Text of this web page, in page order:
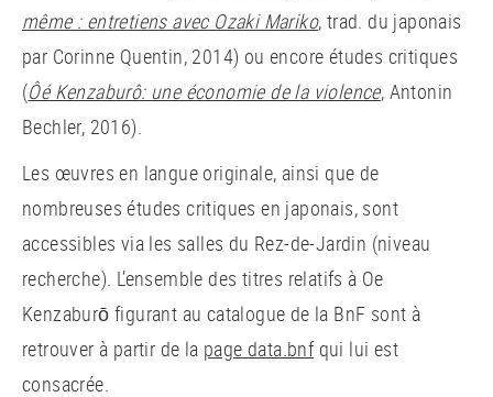
même : entretiens avec Ozaki Mariko, trad. du japonais
par Corinne Quentin, 2014) ou encore études critiques
(Ôé Kenzaburô: une économie de la violence, Antonin
Bechler, 2016).
Les œuvres en langue originale, ainsi que de
nombreuses études critiques en japonais, sont
accessibles via les salles du Rez-de-Jardin (niveau
recherche). L’ensemble des titres relatifs à Oe
Kenzaburō figurant au catalogue de la BnF sont à
retrouver à partir de la page data.bnfqui lui est
consacrée.